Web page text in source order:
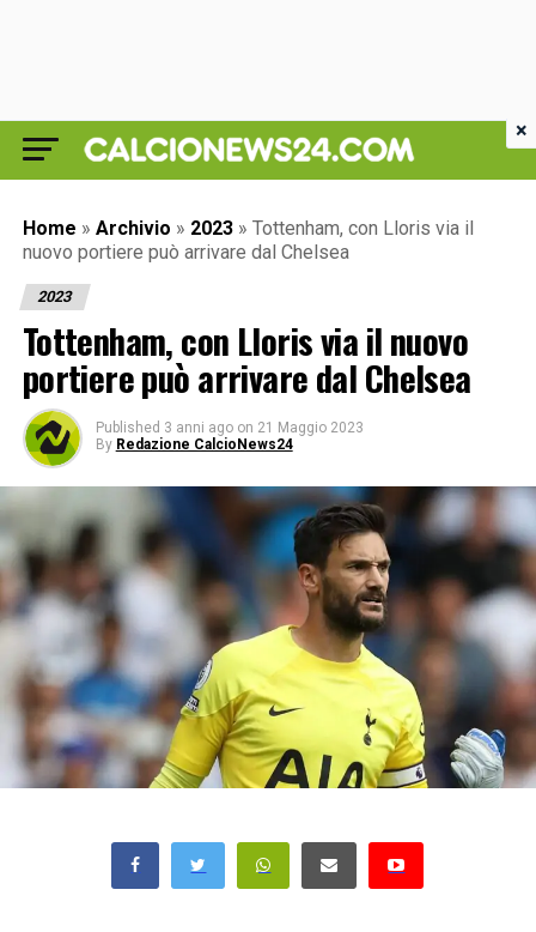
Home » Archivio » 2023 » Tottenham, con Lloris via il
nuovo portiere può arrivare dal Chelsea
2023
Tottenham, con Lloris via il nuovo
portiere può arrivare dal Chelsea
Published 3 anni ago on 21 Maggio 2023
By Redazione CalcioNews24
×